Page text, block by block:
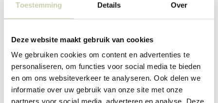
Toestemming Details Over
Deze website maakt gebruik van cookies
We gebruiken cookies om content en advertenties te
personaliseren, om functies voor social media te bieden
en om ons websiteverkeer te analyseren. Ook delen we
informatie over uw gebruik van onze site met onze
partners voor social media, adverteren en analyse. Deze
Klaar om samen te bouwen aan
uw project?
Elk sterk ontwerp begint met een goed gesprek.
Laten we kennismaken.
Contacteer ons vrijblijvend